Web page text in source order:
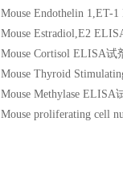
Mouse Endothelin
Mouse Estradiol,E2
Mouse Cortisol ELISA
Mouse Thyroid
Mouse Methylase
Mouse proliferating cell